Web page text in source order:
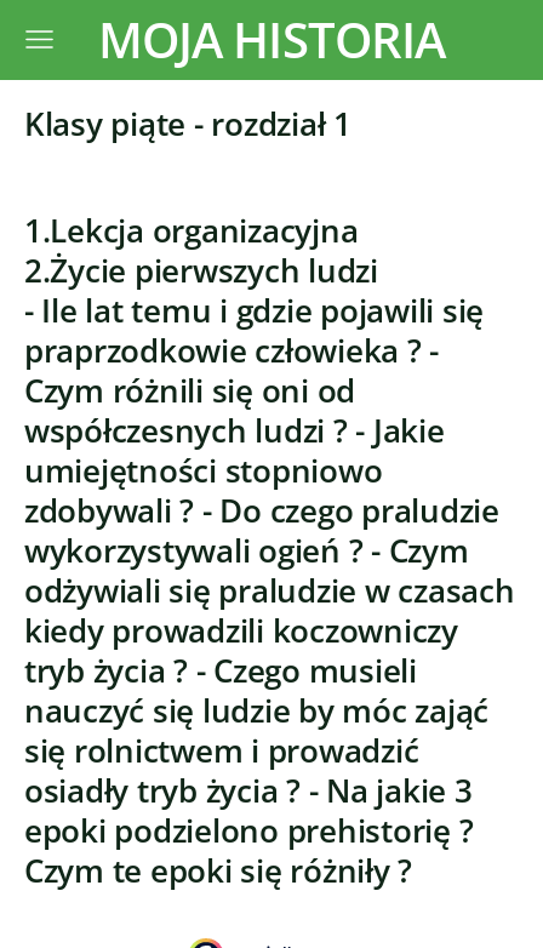
MOJA HISTORIA
Klasy piąte - rozdział 1
1.Lekcja organizacyjna
2.Życie pierwszych ludzi
- Ile lat temu i gdzie pojawili się
praprzodkowie człowieka ? -
Czym różnili się oni od
współczesnych ludzi ? - Jakie
umiejętności stopniowo
zdobywali ? - Do czego praludzie
wykorzystywali ogień ? - Czym
odżywiali się praludzie w czasach
kiedy prowadzili koczowniczy
tryb życia ? - Czego musieli
nauczyć się ludzie by móc zająć
się rolnictwem i prowadzić
osiadły tryb życia ? - Na jakie 3
epoki podzielono prehistorię ?
Czym te epoki się różniły ?